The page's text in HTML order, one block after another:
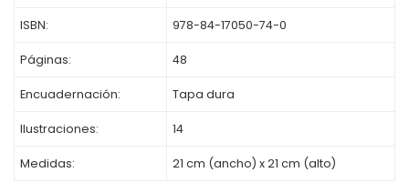
ISBN: 978-84-17050-74-0
Páginas: 48
Encuadernación: Tapa dura
Ilustraciones: 14
Medidas: 21 cm (ancho) x 21 cm (alto)